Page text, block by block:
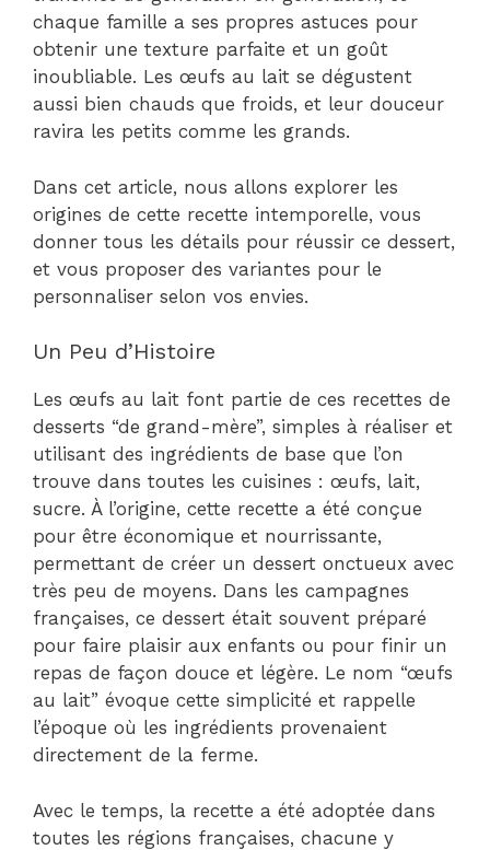
chaque famille a ses propres astuces pour
obtenir une texture parfaite et un goût
inoubliable. Les œufs au lait se dégustent
aussi bien chauds que froids, et leur douceur
ravira les petits comme les grands.
Dans cet article, nous allons explorer les
origines de cette recette intemporelle, vous
donner tous les détails pour réussir ce dessert,
et vous proposer des variantes pour le
personnaliser selon vos envies.
Un Peu d’Histoire
Les œufs au lait font partie de ces recettes de
desserts “de grand-mère”, simples à réaliser et
utilisant des ingrédients de base que l’on
trouve dans toutes les cuisines : œufs, lait,
sucre. À l’origine, cette recette a été conçue
pour être économique et nourrissante,
permettant de créer un dessert onctueux avec
très peu de moyens. Dans les campagnes
françaises, ce dessert était souvent préparé
pour faire plaisir aux enfants ou pour finir un
repas de façon douce et légère. Le nom “œufs
au lait” évoque cette simplicité et rappelle
l’époque où les ingrédients provenaient
directement de la ferme.
Avec le temps, la recette a été adoptée dans
toutes les régions françaises, chacune y